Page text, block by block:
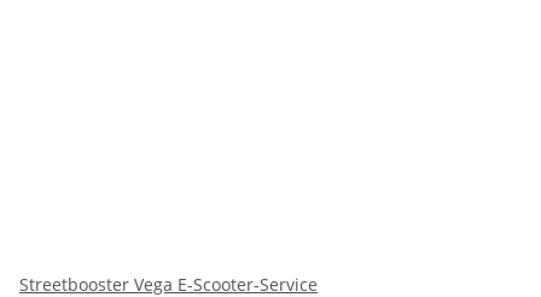
Streetbooster Vega E-Scooter-Service